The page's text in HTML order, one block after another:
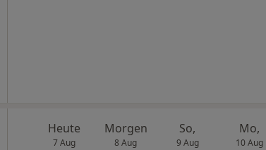
Heute
7 Aug
Morgen
8 Aug
So,
9 Aug
Mo,
10 Aug